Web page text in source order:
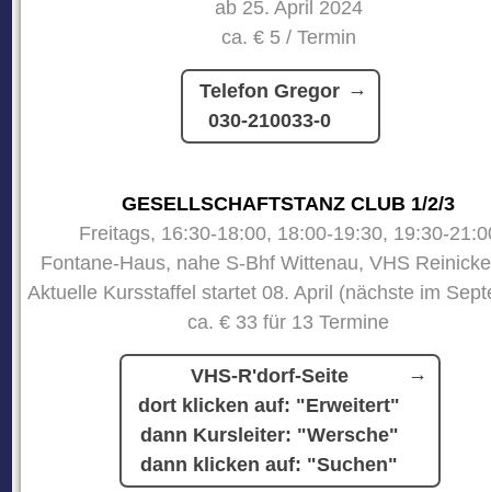
ab 25. April 2024
ca. € 5 / Termin
Telefon Gregor
030-210033-0
GESELLSCHAFTSTANZ CLUB 1/2/3
Freitags, 16:30-18:00, 18:00-19:30, 19:30-
Fontane-Haus, nahe S-Bhf Wittenau, VHS
Aktuelle Kursstaffel startet 08. April (nächste im
ca. € 33 für 13 Termine
VHS-R'dorf-Seite
dort klicken auf: "Erweitert"
dann Kursleiter: "Wersche"
dann klicken auf: "Suchen"